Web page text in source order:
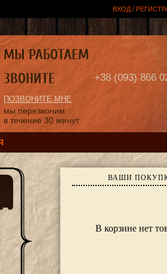
ВХОД /
ВАШИ
В корзине нет
+38 (093) 866
ПОЗВОНИТЕ МНЕ
мы перезвоним
в течение 30 минут
МЫ РАБОТАЕМ
ЗВОНИТЕ